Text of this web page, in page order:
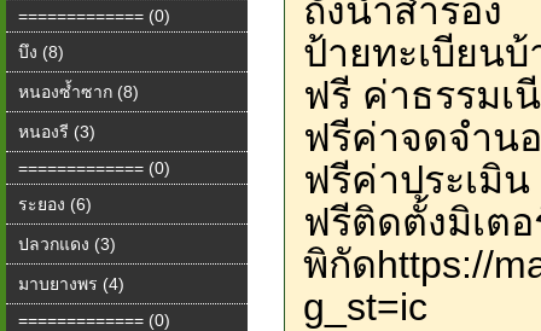
============= (0)
บึง (8)
หนองซ้ำซาก (8)
หนองรี (3)
============= (0)
ระยอง (6)
ปลวกแดง (3)
มาบยางพร (4)
============= (0)
ถังน้ำสำรอง
ป้ายทะเบียนบ้
ฟรี ค่าธรรมเ
ฟรีค่าจดจำน
ฟรีค่าประเมิน
ฟรีติดตั้งมิเต
พิกัดhttps://
g_st=ic